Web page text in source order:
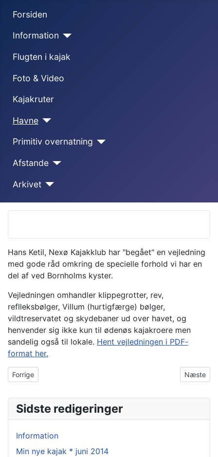
Forsiden
Information
Flugten i kajak
Foto & Video
Kajakruter
Havne
Primitiv overnatning
Afstande
Arkivet
Hans Ketil, Nexø Kajakklub har "begået" en vejledning
med gode råd omkring de specielle forhold vi har en
del af ved Bornholms kyster.
Vejledningen omhandler klippegrotter, rev,
reflleksbølger, Villum (hurtigfærge) bølger,
vildtreservatet og skydebaner ud over havet, og
henvender sig ikke kun til ødenøs kajakroere men
sandelig også til lokale. Hent vejledningen i PDF-
format her.
Forrige artikel: Sælsafari på Christiansø
Forrige Næste
Næste
Sidste redigeringer
Information
Min nye kajak * juni 2014